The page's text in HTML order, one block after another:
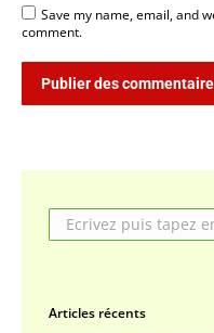
Save my name, email, and
comment.
Publier des
Search:
Articles récents